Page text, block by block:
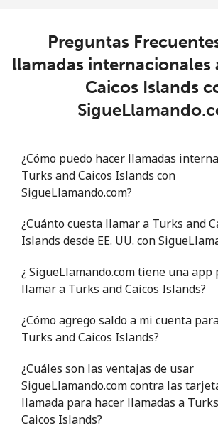
Trinidad And Tobago
⁦7.5¢⁩ 133
Tunisia
Celular ⁦112.5¢⁩ 8 min
Turkey
Línea fija ⁦4.1¢⁩ 243
Turkmenistan
Preguntas
llamadas internacionales
Caicos Islands
¿Cómo puedo hacer llamadas
Turks and Caicos Islands con
SigueLlamando.com?
¿Cuánto cuesta llamar a Turks and
Islands desde EE. UU. con
¿ SigueLlamando.com tiene una app
llamar a Turks and Caicos Islands?
¿Cómo agrego saldo a mi cuenta
Turks and Caicos Islands?
¿Cuáles son las ventajas de usar
SigueLlamando.com contra las
llamada para hacer llamadas a
Caicos Islands?